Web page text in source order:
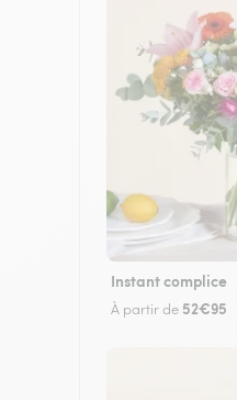
Instant complice
À partir de 52€95